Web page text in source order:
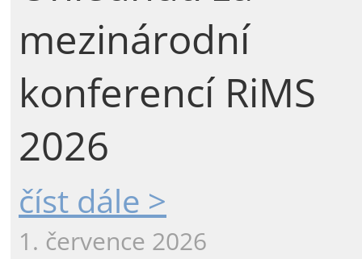
mezinárodní
konferencí RiMS
2026
číst dále >
1. července 2026